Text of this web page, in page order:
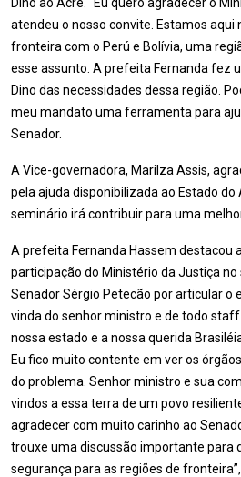
atendeu o nosso convite. Estamos aqui
fronteira com o Perú e Bolívia, uma
esse assunto. A prefeita Fernanda fez
Dino das necessidades dessa região.
meu mandato uma ferramenta para
Senador.
A Vice-governadora, Marilza Assis,
pela ajuda disponibilizada ao Estado do
seminário irá contribuir para uma
A prefeita Fernanda Hassem destacou
participação do Ministério da Justiça
Senador Sérgio Petecão por articular o
vinda do senhor ministro e de todo
nossa estado e a nossa querida
Eu fico muito contente em ver os
do problema. Senhor ministro e sua
vindos a essa terra de um povo
agradecer com muito carinho ao
trouxe uma discussão importante para
segurança para as regiões de